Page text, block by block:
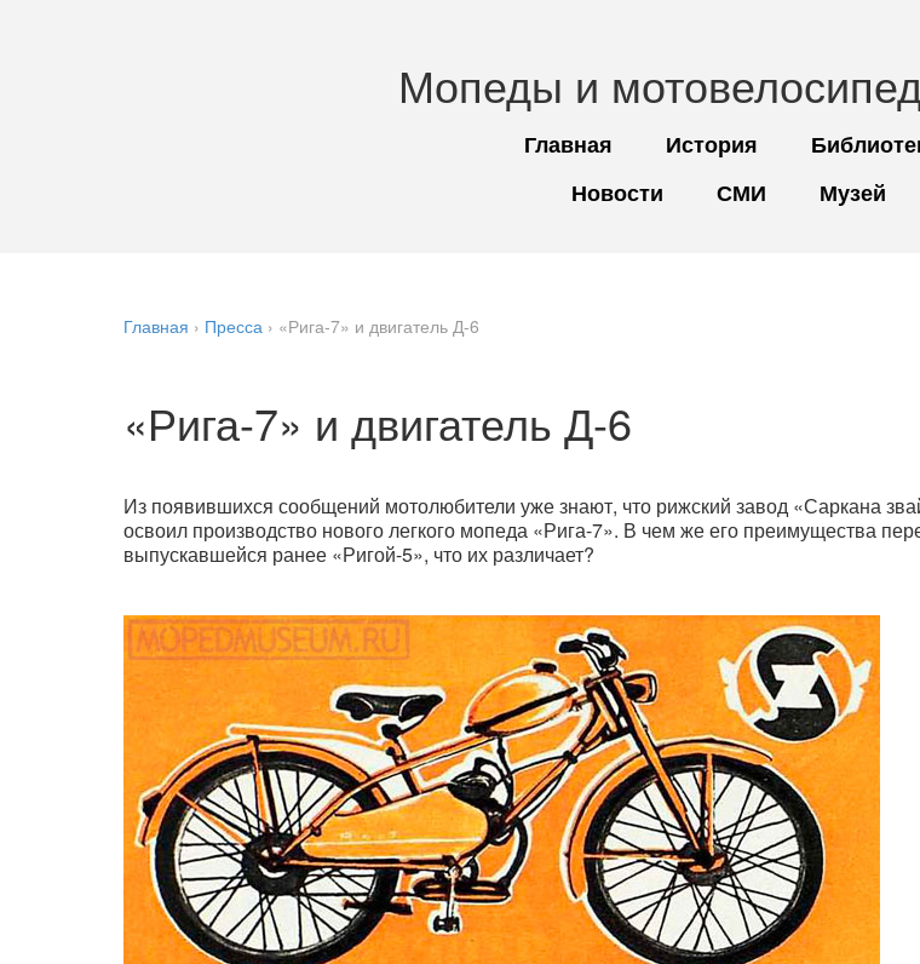
Мопеды и
Главная История
Новости
СМИ Музей
Главная › Пресса › «Рига-7» и двигатель Д-6
«Рига-7» и двигатель Д-6
Из появившихся сообщений мотолюбители уже знают, что рижский завод «Саркана
освоил производство нового легкого мопеда «Рига-7». В чем же его преимущества
выпускавшейся ранее «Ригой-5», что их различает?